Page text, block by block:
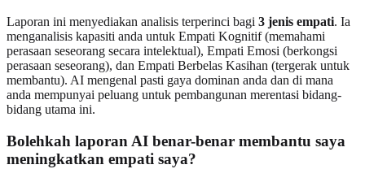
Laporan ini menyediakan analisis terperinci bagi 3 jenis empati. Ia
menganalisis kapasiti anda untuk Empati Kognitif (memahami
perasaan seseorang secara intelektual), Empati Emosi (berkongsi
perasaan seseorang), dan Empati Berbelas Kasihan (tergerak untuk
membantu). AI mengenal pasti gaya dominan anda dan di mana
anda mempunyai peluang untuk pembangunan merentasi bidang-
bidang utama ini.
Bolehkah laporan AI benar-benar membantu saya
meningkatkan empati saya?